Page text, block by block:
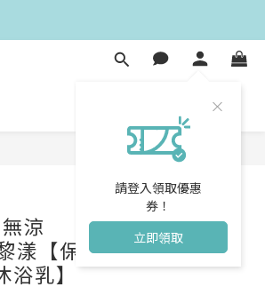
請登入領取優惠
券！
立即領取
涼
漾【保
乳】